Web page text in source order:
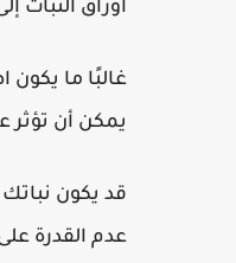
أوراق النبات
غالبًا ما يكون
يمكن أن تؤثر
قد يكون
عدم القدرة